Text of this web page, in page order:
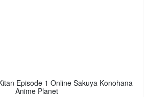
Episode 1 Online Sakuya Konohana
Anime Planet